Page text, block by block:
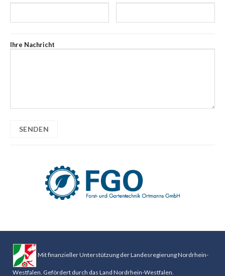
Ihre Nachricht
Mit finanzieller Unterstützung der Landesregierung Nordrhein-
Westfalen. Gefördert durch das Land Nordrhein-Westfalen.